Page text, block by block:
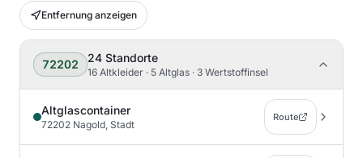
Entfernung anzeigen
72202 24 Standorte
16 Altkleider · 5 Altglas · 3 Wertstoffinsel
Altglascontainer
72202 Nagold, Stadt
Route